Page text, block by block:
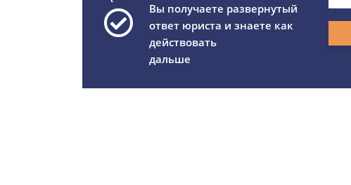
Вы получаете развернутый
ответ юриста и знаете как
действовать
дальше